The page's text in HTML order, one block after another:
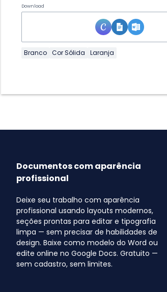
Download
Branco Cor Sólida Laranja
Documentos com aparência
profissional
Deixe seu trabalho com aparência
profissional usando layouts modernos,
seções prontas para editar e tipografia
limpa — sem precisar de habilidades de
design. Baixe como modelo do Word ou
edite online no Google Docs. Gratuito —
sem cadastro, sem limites.